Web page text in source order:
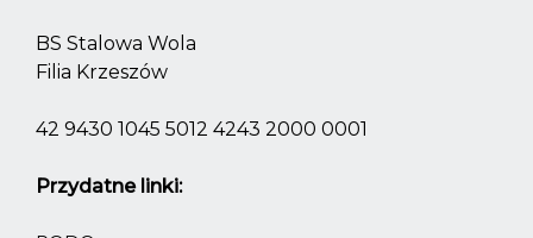
BS Stalowa Wola
Filia Krzeszów
42 9430 1045 5012 4243 2000 0001
Przydatne linki: